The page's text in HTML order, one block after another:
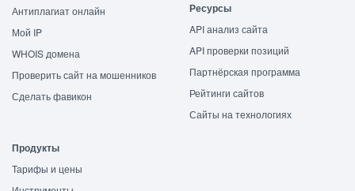
Антиплагиат онлайн
Мой IP
WHOIS домена
Проверить сайт на мошенников
Сделать фавикон
Ресурсы
API анализ сайта
API проверки позиций
Партнёрская программа
Рейтинги сайтов
Сайты на технологиях
Продукты
Тарифы и цены